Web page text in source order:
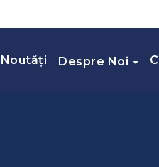
Noutăți Despre Noi